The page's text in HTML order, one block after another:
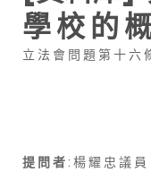
學 校 的
立 法 會 問 題 第 十 六
提 問 者: 楊 耀 忠 議 員